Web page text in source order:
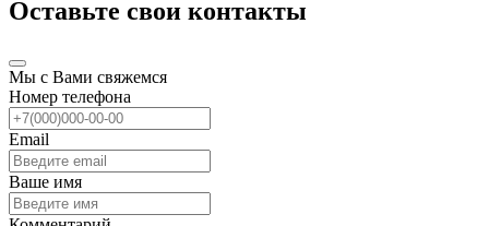
Оставьте свои контакты
Мы с Вами свяжемся
Номер телефона
Email
Ваше имя